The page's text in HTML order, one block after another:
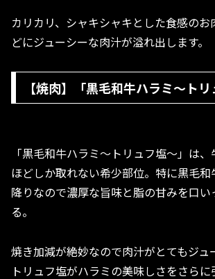
カリカリ、シャキシャキとした食感の
どにジューシーな肉汁が溢れ出します。
【焼肉】「黒毛和牛ハラミ～トリ
「黒毛和牛ハラミ〜トリュフ塩〜」は
ほどしか取れない希少部位。特に黒毛
降りなので濃厚な旨味と脂の甘みを口
る。
焼き加減が絶妙なので肉汁がとてもジュ
トリュフ塩がハラミの美味しさをさらに